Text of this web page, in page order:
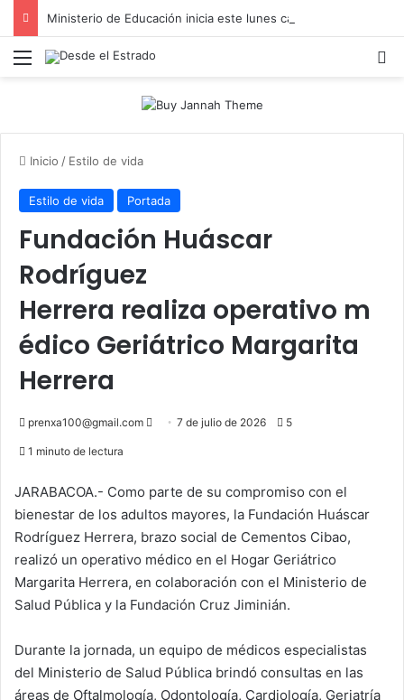
Menú
Inicio / Estilo de vida
Estilo de vida Portada
Fundación Huáscar
Rodríguez
Herrera realiza operativo m
édico Geriátrico Margarita
Herrera
prenxa100@gmail.com
Send7 de julio de 2026 5
1 minuto de lectura
JARABACOA.- Como parte de su compromiso con el
bienestar de los adultos mayores, la Fundación Huáscar
Rodríguez Herrera, brazo social de Cementos Cibao,
realizó un operativo médico en el Hogar Geriátrico
Margarita Herrera, en colaboración con el Ministerio de
Salud Pública y la Fundación Cruz Jiminián.
Durante la jornada, un equipo de médicos especialistas
del Ministerio de Salud Pública brindó consultas en las
áreas de Oftalmología, Odontología, Cardiología, Geriatría